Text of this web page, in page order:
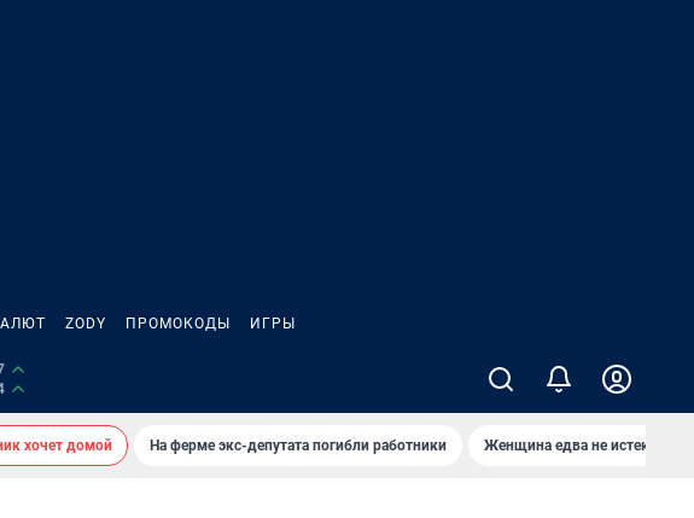
ZODY ПРОМОКОДЫ ИГРЫ
хочет домой На ферме экс-депутата погибли работники Женщина едва не истекла